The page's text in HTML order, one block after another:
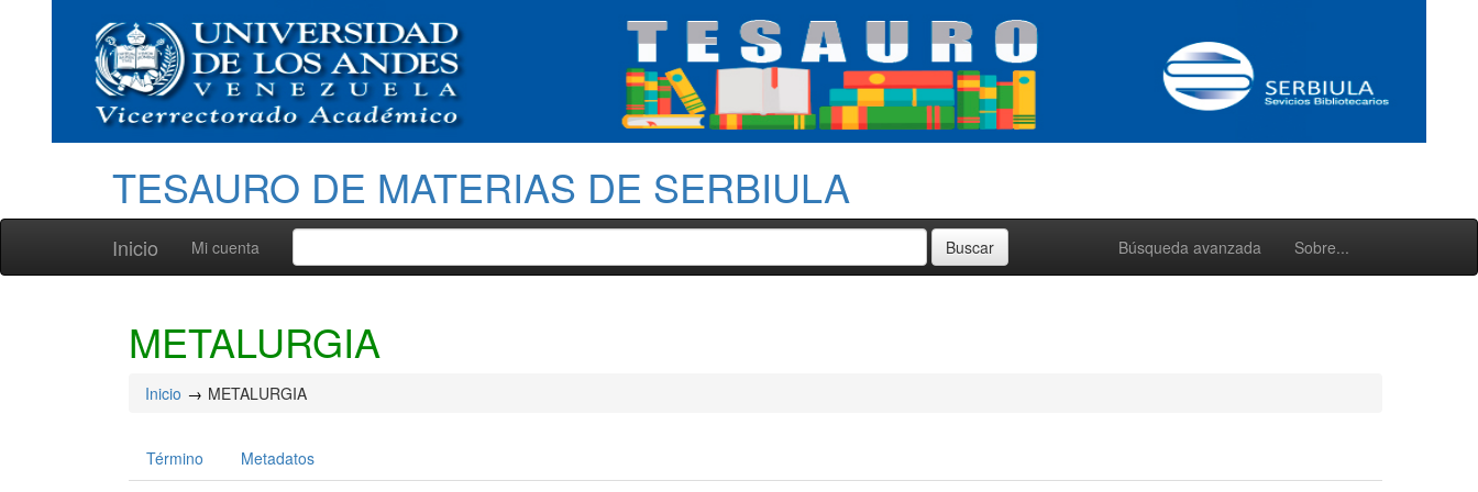
TESAURO DE MATERIAS DE SERBIULA
Inicio Búsqueda avanzada Sobre...
Mi cuenta
METALURGIA
Inicio METALURGIA
Término Metadatos